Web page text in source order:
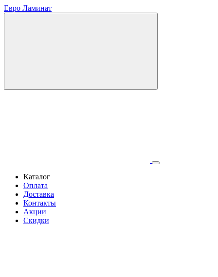
Евро Ламинат
Каталог
Оплата
Доставка
Контакты
Акции
Скидки